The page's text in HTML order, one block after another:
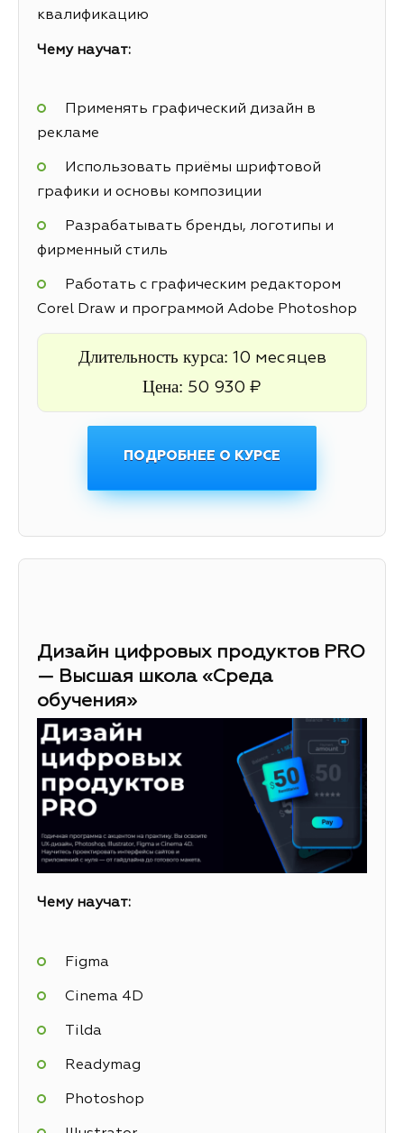
квалификацию
Чему научат:
Применять графический дизайн в
рекламе
Использовать приёмы шрифтовой
графики и основы композиции
Разрабатывать бренды, логотипы и
фирменный стиль
Работать с графическим редактором
Corel Draw и программой Adobe Photoshop
Длительность курса: 10 месяцев
Цена: 50 930 ₽
ПОДРОБНЕЕ О КУРСЕ
Дизайн цифровых продуктов PRO
— Высшая школа «Среда
обучения»
Чему научат:
Figma
Cinema 4D
Tilda
Readymag
Photoshop